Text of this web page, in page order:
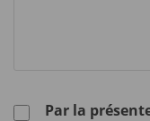
Par la